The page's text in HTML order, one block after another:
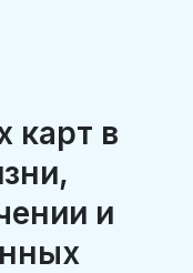
карт в
и